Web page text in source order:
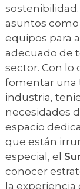
asuntos
equipos para
adecuado de
sector. Con lo
fomentar una
industria,
necesidades
espacio
que están
especial, el
conocer
la experiencia